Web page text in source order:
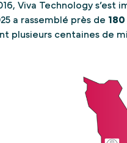
Viva Technology
a rassemblé près de
plusieurs centaines de